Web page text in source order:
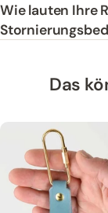
Wie lauten Ihre
Das